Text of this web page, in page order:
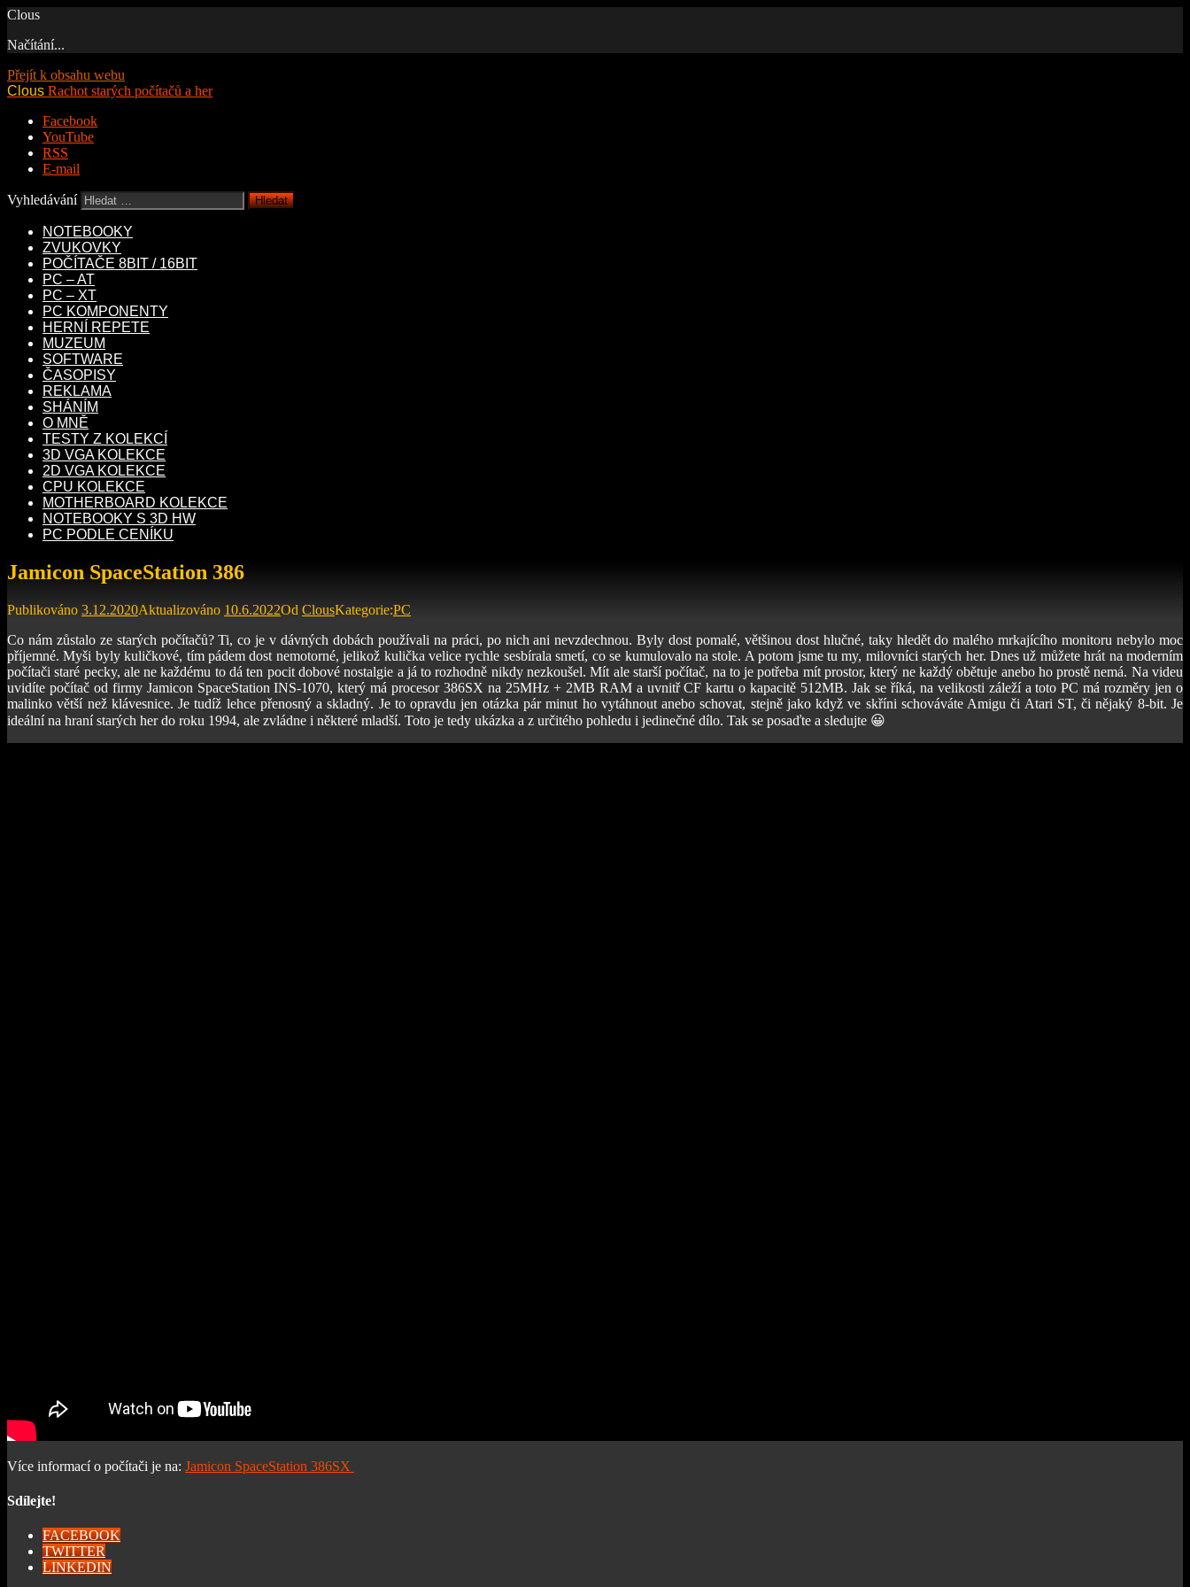
Clous
Načítání...
Přejít k obsahu webu
Clous Rachot starých počítačů a her
Facebook
YouTube
RSS
E-mail
Vyhledávání
NOTEBOOKY
ZVUKOVKY
POČÍTAČE 8BIT / 16BIT
PC – AT
PC – XT
PC KOMPONENTY
HERNÍ REPETE
MUZEUM
SOFTWARE
ČASOPISY
REKLAMA
SHÁNÍM
O MNĚ
TESTY Z KOLEKCÍ
3D VGA KOLEKCE
2D VGA KOLEKCE
CPU KOLEKCE
MOTHERBOARD KOLEKCE
NOTEBOOKY S 3D HW
PC PODLE CENÍKU
Jamicon SpaceStation 386
Publikováno 3.12.2020Aktualizováno 10.6.2022Od ClousKategorie:PC
Co nám zůstalo ze starých počítačů? Ti, co je v dávných dobách používali na práci, po nich ani nevzdechnou. Byly dost pomalé, většinou dost hlučné, taky hledět do malého mrkajícího monitoru nebylo moc
příjemné. Myši byly kuličkové, tím pádem dost nemotorné, jelikož kulička velice rychle sesbírala smetí, co se kumulovalo na stole. A potom jsme tu my, milovníci starých her. Dnes už můžete hrát na moderním
počítači staré pecky, ale ne každému to dá ten pocit dobové nostalgie a já to rozhodně nikdy nezkoušel. Mít ale starší počítač, na to je potřeba mít prostor, který ne každý obětuje anebo ho prostě nemá. Na videu
uvidíte počítač od firmy Jamicon SpaceStation INS-1070, který má procesor 386SX na 25MHz + 2MB RAM a uvnitř CF kartu o kapacitě 512MB. Jak se říká, na velikosti záleží a toto PC má rozměry jen o
malinko větší než klávesnice. Je tudíž lehce přenosný a skladný. Je to opravdu jen otázka pár minut ho vytáhnout anebo schovat, stejně jako když ve skříni schováváte Amigu či Atari ST, či nějaký 8-bit. Je
ideální na hraní starých her do roku 1994, ale zvládne i některé mladší. Toto je tedy ukázka a z určitého pohledu i jedinečné dílo. Tak se posaďte a sledujte 😀
Více informací o počítači je na: Jamicon SpaceStation 386SX
Sdílejte!
FACEBOOK
TWITTER
LINKEDIN